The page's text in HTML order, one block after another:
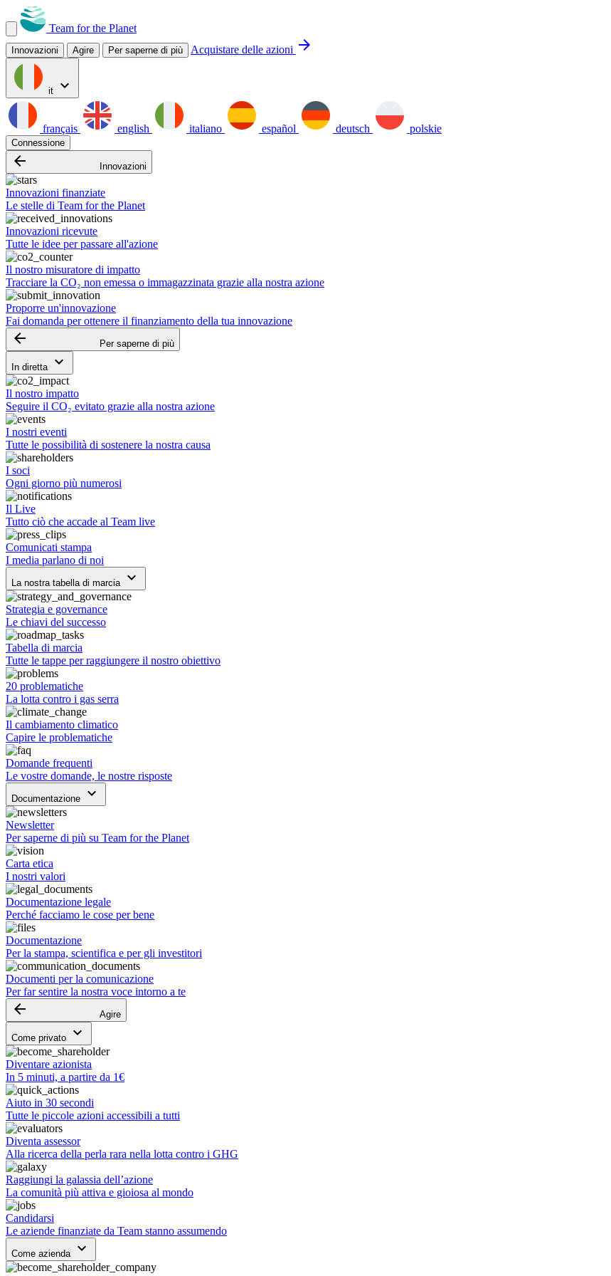
Team for the Planet
Innovazioni Agire Per saperne di più Acquistare delle azioni arrow_forward
it expand_more
français english italiano español deutsch polskie
Connessione
arrow_backward Innovazioni
Innovazioni finanziate
Le stelle di Team for the Planet
Innovazioni ricevute
Tutte le idee per passare all'azione
Il nostro misuratore di impatto
Tracciare la CO₂ non emessa o immagazzinata grazie alla nostra azione
Proporre un'innovazione
Fai domanda per ottenere il finanziamento della tua innovazione
arrow_backward Per saperne di più
In diretta keyboard_arrow_down
Il nostro impatto
Seguire il CO₂ evitato grazie alla nostra azione
I nostri eventi
Tutte le possibilità di sostenere la nostra causa
I soci
Ogni giorno più numerosi
Il Live
Tutto ciò che accade al Team live
Comunicati stampa
I media parlano di noi
La nostra tabella di marcia keyboard_arrow_down
Strategia e governance
Le chiavi del successo
Tabella di marcia
Tutte le tappe per raggiungere il nostro obiettivo
20 problematiche
La lotta contro i gas serra
Il cambiamento climatico
Capire le problematiche
Domande frequenti
Le vostre domande, le nostre risposte
Documentazione keyboard_arrow_down
Newsletter
Per saperne di più su Team for the Planet
Carta etica
I nostri valori
Documentazione legale
Perché facciamo le cose per bene
Documentazione
Per la stampa, scientifica e per gli investitori
Documenti per la comunicazione
Per far sentire la nostra voce intorno a te
arrow_backward Agire
Come privato keyboard_arrow_down
Diventare azionista
In 5 minuti, a partire da 1€
Aiuto in 30 secondi
Tutte le piccole azioni accessibili a tutti
Diventa assessor
Alla ricerca della perla rara nella lotta contro i GHG
Raggiungi la galassia dell’azione
La comunità più attiva e gioiosa al mondo
Candidarsi
Le aziende finanziate da Team stanno assumendo
Come azienda keyboard_arrow_down